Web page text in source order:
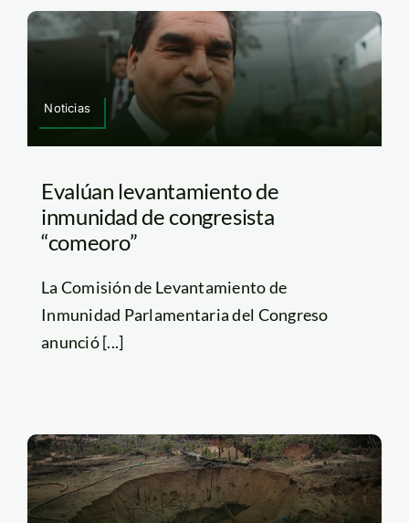
Noticias
Evalúan levantamiento de
inmunidad de congresista
“comeoro”
La Comisión de Levantamiento de
Inmunidad Parlamentaria del Congreso
anunció [...]